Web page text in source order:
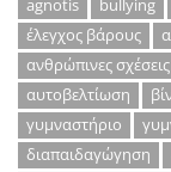
agnotis
bullying
έλεγχος βάρους
ανθρώπινες σχέσεις
αυτοβελτίωση
γυμναστήριο
διαπαιδαγώγηση